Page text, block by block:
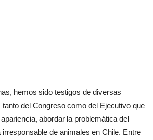
hemos sido testigos de diversas
del Congreso como del Ejecutivo que
abordar la problemática del
de animales en Chile. Entre